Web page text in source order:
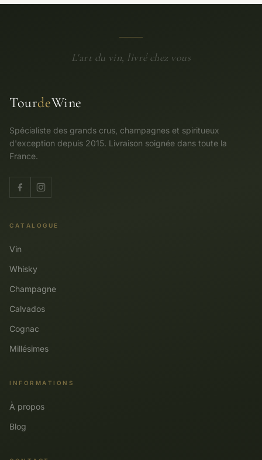
L'art du vin, livré chez vous
TourdeWine
Spécialiste des grands crus, champagnes et spiritueux
d'exception depuis 2015. Livraison soignée dans toute la
France.
CATALOGUE
Vin
Whisky
Champagne
Calvados
Cognac
Millésimes
INFORMATIONS
À propos
Blog